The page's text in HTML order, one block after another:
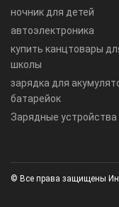
ночник для детей
автоэлектроника
купить канцтовары
школы
зарядка для
батарейок
Зарядные устройства
© Все права защищены